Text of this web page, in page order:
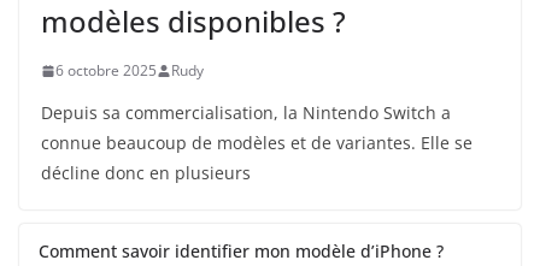
modèles disponibles ?
6 octobre 2025 Rudy
Depuis sa commercialisation, la Nintendo Switch a
connue beaucoup de modèles et de variantes. Elle se
décline donc en plusieurs
Comment savoir identifier mon modèle d’iPhone ?